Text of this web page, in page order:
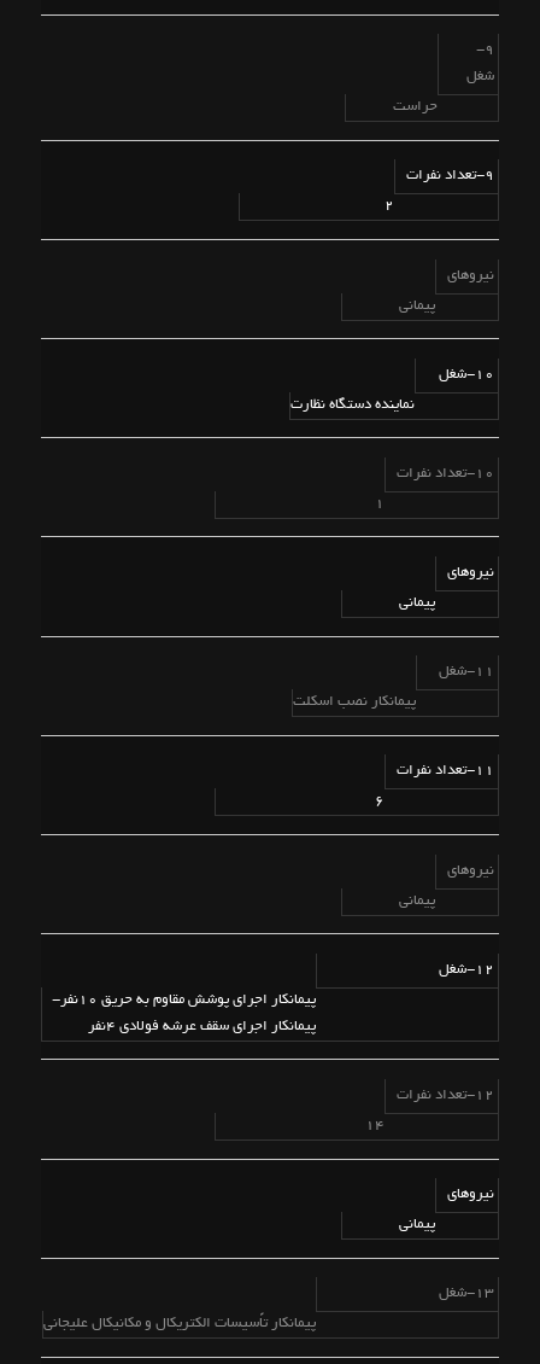
9-
شغل
حراست
9-تعداد نفرات
2
نیروهای
پیمانی
10-شغل
نماینده دستگاه نظارت
10-تعداد نفرات
1
نیروهای
پیمانی
11-شغل
پیمانکار نصب اسکلت
11-تعداد نفرات
6
نیروهای
پیمانی
12-شغل
پیمانکار اجرای پوشش مقاوم به حریق 10نفر-
پیمانکار اجرای سقف عرشه فولادی 4نفر
12-تعداد نفرات
14
نیروهای
پیمانی
13-شغل
پیمانکار تاًسیسات الکتریکال و مکانیکال علیجانی